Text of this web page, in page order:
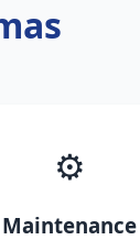
⚙️
Maintenance